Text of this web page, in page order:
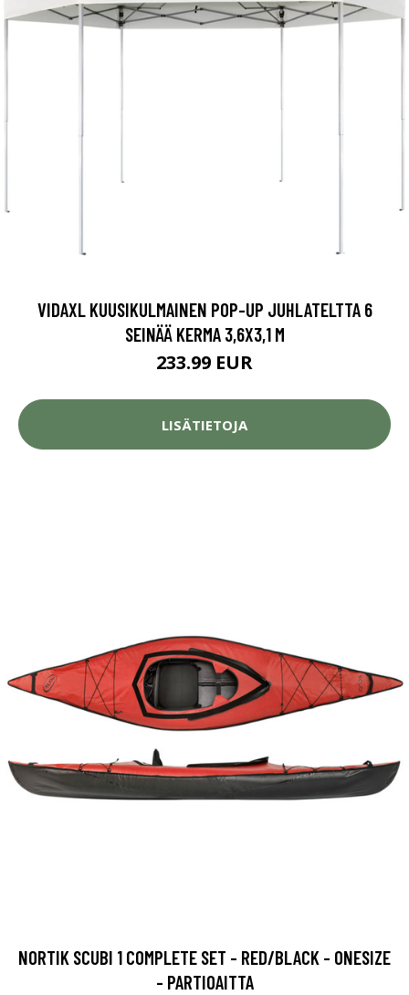
VIDAXL KUUSIKULMAINEN POP-UP JUHLATELTTA 6
SEINÄÄ KERMA 3,6X3,1 M
233.99 EUR
LISÄTIETOJA
NORTIK SCUBI 1 COMPLETE SET - RED/BLACK - ONESIZE
- PARTIOAITTA